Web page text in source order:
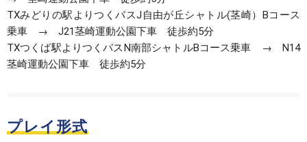
TXみどりの駅よりつくバスJ自由が丘シャトル(茎崎）Bコース
乗車 → J21茎崎運動公園下車 徒歩約5分
TXつくば駅よりつくバスN南部シャトルBコース乗車 → N14
茎崎運動公園下車 徒歩約5分
プレイ形式